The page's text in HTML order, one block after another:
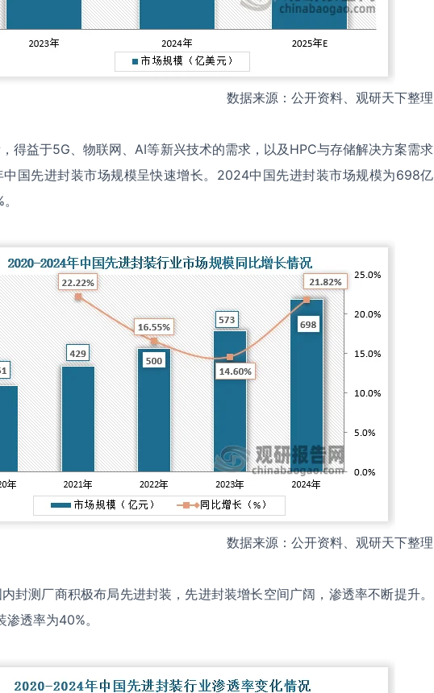
数据来源：公开资料、观研天下整理
得益于5G、物联网、AI等新兴技术的需求，以及HPC与存储解决方案需求
中国先进封装市场规模呈快速增长。2024中国先进封装市场规模为698亿
数据来源：公开资料、观研天下整理
封测厂商积极布局先进封装，先进封装增长空间广阔，渗透率不断提升。
透率为40%。